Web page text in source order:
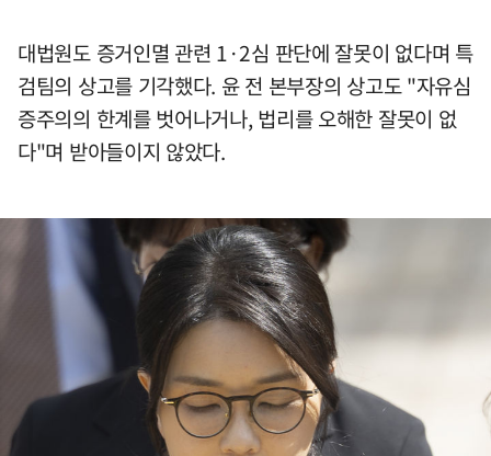
대법원도 증거인멸 관련 1·2심 판단에 잘못이 없다며 특
검팀의 상고를 기각했다. 윤 전 본부장의 상고도 "자유심
증주의의 한계를 벗어나거나, 법리를 오해한 잘못이 없
다"며 받아들이지 않았다.